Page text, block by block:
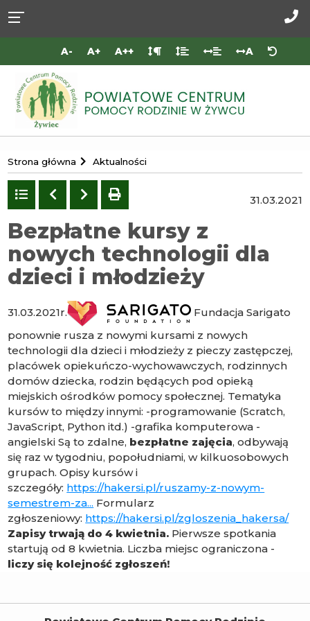
dostępności
głównej
treści
menu
stopki
nas
A- A+ A++ A
Portal
Powiatowego
Centrum
Pomocy
Rodzinie
w
Żywcu
Strona główna Aktualności
Powrót
do
listy
Poprzedni
Następny
drukuj 31.03.2021
Bezpłatne kursy z
nowych technologii dla
dzieci i młodzieży
31.03.2021r.
Fundacja Sarigato
ponownie rusza z nowymi kursami z nowych
technologii dla dzieci i młodzieży z pieczy zastępczej,
placówek opiekuńczo-wychowawczych, rodzinnych
domów dziecka, rodzin będących pod opieką
miejskich ośrodków pomocy społecznej. Tematyka
kursów to między innymi: -programowanie (Scratch,
JavaScript, Python itd.) -grafika komputerowa -
angielski Są to zdalne, bezpłatne zajęcia, odbywają
się raz w tygodniu, popołudniami, w kilkuosobowych
grupach. Opisy kursów i
szczegóły: https://hakersi.pl/ruszamy-z-nowym-
semestrem-za... Formularz
zgłoszeniowy: https://hakersi.pl/zgloszenia_hakersa/
Zapisy trwają do 4 kwietnia. Pierwsze spotkania
startują od 8 kwietnia. Liczba miejsc ograniczona -
liczy się kolejność zgłoszeń!